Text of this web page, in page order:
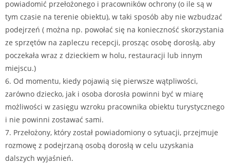
powiadomić przełożonego i pracowników ochrony (o ile są w
tym czasie na terenie obiektu), w taki sposób aby nie wzbudzać
podejrzeń ( można np. powołać się na konieczność skorzystania
ze sprzętów na zapleczu recepcji, prosząc osobę dorosłą, aby
poczekała wraz z dzieckiem w holu, restauracji lub innym
miejscu.)
6. Od momentu, kiedy pojawią się pierwsze wątpliwości,
zarówno dziecko, jak i osoba dorosła powinni być w miarę
możliwości w zasięgu wzroku pracownika obiektu turystycznego
i nie powinni zostawać sami.
7. Przełożony, który został powiadomiony o sytuacji, przejmuje
rozmowę z podejrzaną osobą dorosłą w celu uzyskania
dalszych wyjaśnień.